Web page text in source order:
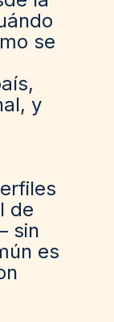
se
y
de
sin
es